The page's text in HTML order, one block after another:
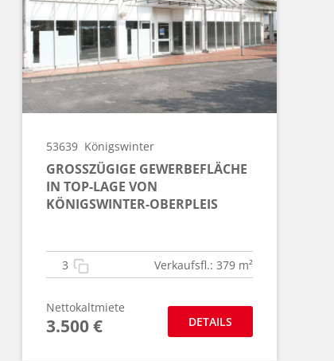
53639 Königswinter
GROSSZÜGIGE GEWERBEFLÄCHE I
N TOP-LAGE VON K
ÖNIGSWINTER-OBERPLEIS
3 Verkaufsfl.: 379 m²
Nettokaltmiete
3.500 € DETAILS